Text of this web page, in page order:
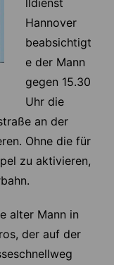
lldienst
Hannover
beabsichtigt
e der Mann
gegen 15.30
Uhr die
an der
Ohne die für
zu aktivieren,
alter Mann in
der auf der